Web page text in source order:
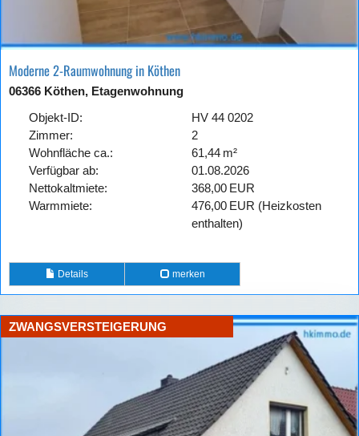
Moderne 2-Raumwohnung in Köthen
06366 Köthen, Etagenwohnung
Objekt-ID:
HV 44 0202
Zimmer:
2
Wohnfläche ca.:
61,44 m²
Verfügbar ab:
01.08.2026
Nettokaltmiete:
368,00 EUR
Warmmiete:
476,00 EUR (Heizkosten
enthalten)
Details merken
ZWANGSVERSTEIGERUNG